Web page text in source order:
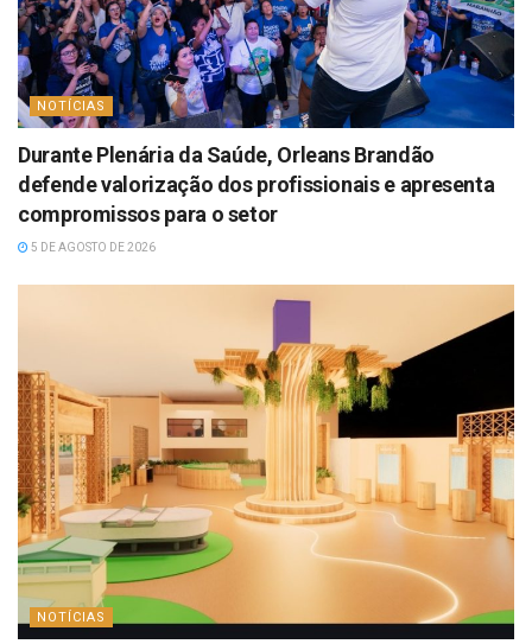
NOTÍCIAS
Durante Plenária da Saúde, Orleans Brandão
defende valorização dos profissionais e apresenta
compromissos para o setor
5 DE AGOSTO DE 2026
NOTÍCIAS